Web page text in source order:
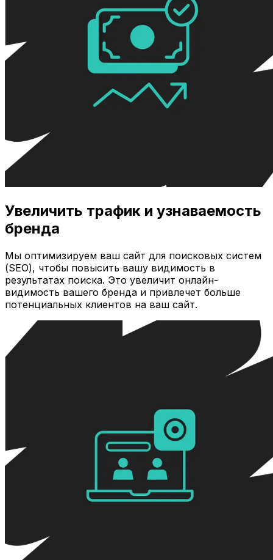
Увеличить трафик и узнаваемость
бренда
Мы оптимизируем ваш сайт для поисковых систем
(SEO), чтобы повысить вашу видимость в
результатах поиска. Это увеличит онлайн-
видимость вашего бренда и привлечет больше
потенциальных клиентов на ваш сайт.